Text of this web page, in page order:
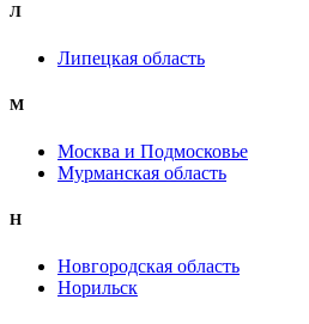
Л
Липецкая область
М
Москва и Подмосковье
Мурманская область
Н
Новгородская область
Норильск